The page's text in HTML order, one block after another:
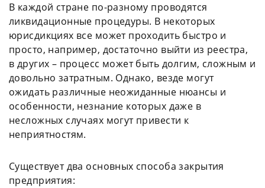
В каждой стране по-разному проводятся
ликвидационные процедуры. В некоторых
юрисдикциях все может проходить быстро и
просто, например, достаточно выйти из реестра,
в других – процесс может быть долгим, сложным и
довольно затратным. Однако, везде могут
ожидать различные неожиданные нюансы и
особенности, незнание которых даже в
несложных случаях могут привести к
неприятностям.
Существует два основных способа закрытия
предприятия: